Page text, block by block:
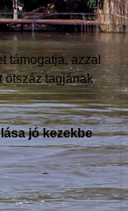
és székhelyét
támogatja, azzal
ötszáz tagjának
jó kezekbe